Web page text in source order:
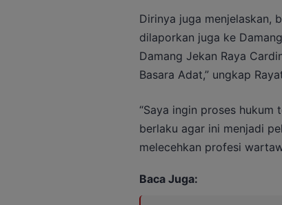
Dirinya juga menjelaskan,
dilaporkan juga ke
Damang Jekan Raya
Basara Adat,” ungkap
“Saya ingin proses hukum
berlaku agar ini menjadi
melecehkan profesi
Baca Juga: